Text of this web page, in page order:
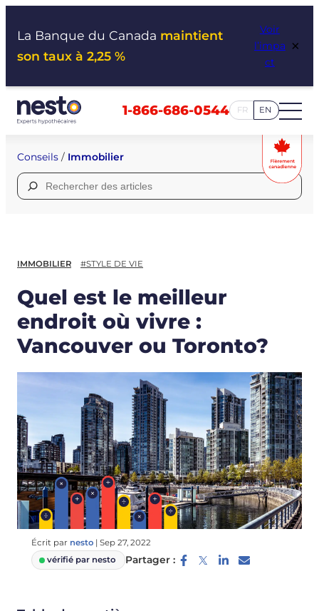
La Banque du Canada maintient
son taux à 2,25 %
Voir
l’impa
ct
×
1-866-686-0544 FR EN
Conseils / Immobilier
Rechercher :
IMMOBILIER #STYLE DE VIE
Quel est le meilleur
endroit où vivre :
Vancouver ou Toronto?
Écrit par nesto | Sep 27, 2022
vérifié par nesto
Partager :